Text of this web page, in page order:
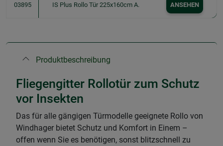
03895 IS Plus Rollo Tür 225x160cm A. ANSEHEN
Produktbeschreibung
Fliegengitter Rollotür zum Schutz
vor Insekten
Das für alle gängigen Türmodelle geeignete Rollo von
Windhager bietet Schutz und Komfort in Einem –
offen wenn Sie es benötigen, sonst blitzschnell zu